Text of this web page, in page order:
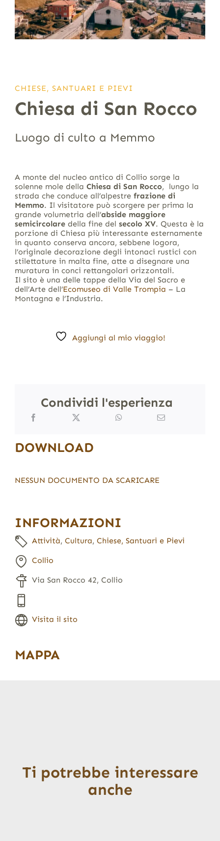
CHIESE, SANTUARI E PIEVI
Chiesa di San Rocco
Luogo di culto a Memmo
A monte del nucleo antico di Collio sorge la
solenne mole della Chiesa di San Rocco, lungo la
strada che conduce all’alpestre frazione di
Memmo. Il visitatore può scorgere per prima la
grande volumetria dell’abside maggiore
semicircolaredella fine del secolo XV. Questa è la
porzione di Chiesa più interessante esternamente
in quanto conserva ancora, sebbene logora,
l’originale decorazione degli intonaci rustici con
stilettature in malta fine, atte a disegnare una
muratura in conci rettangolari orizzontali.
Il sito è una delle tappe della Via del Sacro e
dell’Arte dell’Ecomuseo di Valle Trompia – La
Montagna e l’Industria.
Aggiungi al mio viaggio!
Condividi l'esperienza
DOWNLOAD
NESSUN DOCUMENTO DA SCARICARE
INFORMAZIONI
Attività, Cultura, Chiese, Santuari e Pievi
Collio
Via San Rocco 42, Collio
Visita il sito
MAPPA
Ti potrebbe interessare
anche